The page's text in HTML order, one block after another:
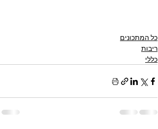
כל המתכונים
ריבות
כללי